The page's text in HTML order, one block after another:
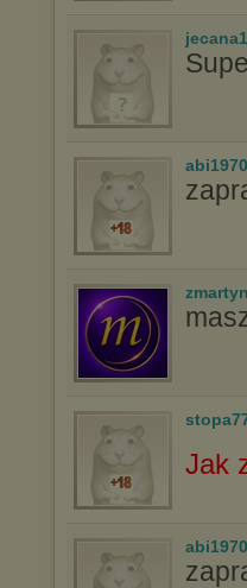
abi1970
Jak
abi1970